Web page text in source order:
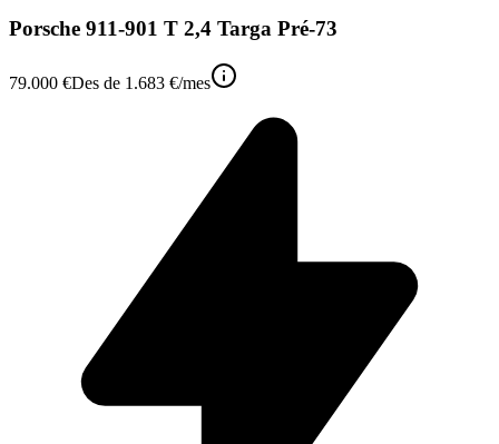
Porsche 911-901 T 2,4 Targa Pré-73
79.000 €Des de 1.683 €/mes